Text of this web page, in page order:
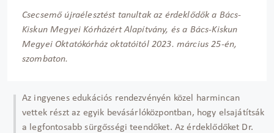
Csecsemő újraélesztést tanultak az érdeklődők a Bács-
Kiskun Megyei Kórházért Alapítvány, és a Bács-Kiskun
Megyei Oktatókórház oktatóitól 2023. március 25-én,
szombaton.
Az ingyenes edukációs rendezvényén közel harmincan
vettek részt az egyik bevásárlóközpontban, hogy elsajátítsák
a legfontosabb sürgősségi teendőket. Az érdeklődőket Dr.